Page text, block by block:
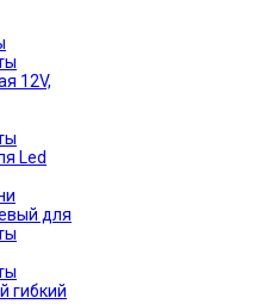
12V,
Led
для
гибкий